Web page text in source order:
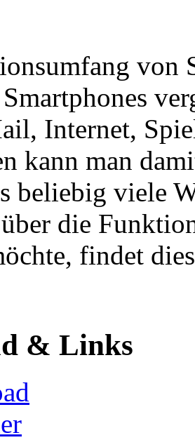
von
Internet,
kann man
beliebig viele
die
findet
& Links